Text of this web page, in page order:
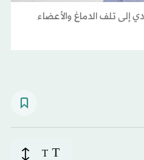
إلى تلف الدماغ والأعضاء
T
T